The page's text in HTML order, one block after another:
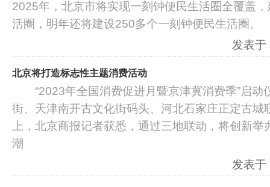
2025年，北京市将实现一刻钟便民生活圈全覆盖
活圈，明年还将建设250多个一刻钟便民生活圈。
发表
北京将打造标志性主题消费活动
“2023年全国消费促进月暨京津冀消费季”启动
街、天津南开古文化街码头、河北石家庄正定
上，北京商报记者获悉，通过三地联动，将创新
潮
发表